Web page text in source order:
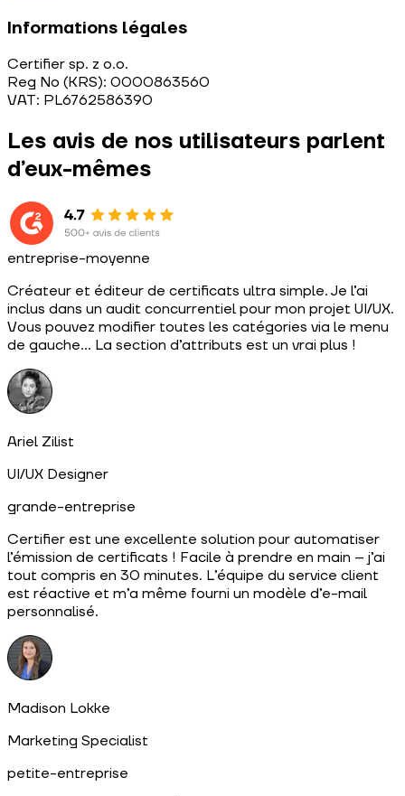
Informations légales
Certifier sp. z o.o.
Reg No (KRS): 0000863560
VAT: PL6762586390
Les avis de nos utilisateurs parlent
d’eux-mêmes
entreprise-moyenne
Créateur et éditeur de certificats ultra simple. Je l’ai
inclus dans un audit concurrentiel pour mon projet UI/UX.
Vous pouvez modifier toutes les catégories via le menu
de gauche… La section d’attributs est un vrai plus !
Ariel Zilist
UI/UX Designer
grande-entreprise
Certifier est une excellente solution pour automatiser
l’émission de certificats ! Facile à prendre en main – j’ai
tout compris en 30 minutes. L’équipe du service client
est réactive et m’a même fourni un modèle d’e-mail
personnalisé.
Madison Lokke
Marketing Specialist
petite-entreprise